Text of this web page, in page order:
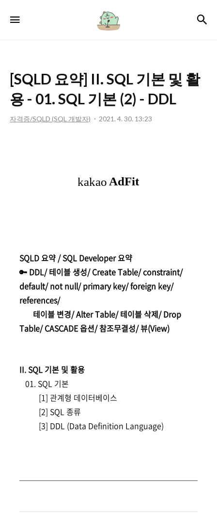
서
윤
[SQLD 요약] II. SQL 기본 및 활
용 - 01. SQL 기본 (2) - DDL
자격증/SQLD (SQL 개발자) 2021. 4. 30. 13:23
SQLD 요약 / SQL Developer 요약
🔑 DDL/ 테이블 생성/ Create Table/ constraint/
default/ not null/ primary key/ foreign key/
references/
테이블 변경/ Alter Table/ 테이블 삭제/ Drop
Table/CASCADE 옵션/ 참조무결성/ 뷰(View)
II. SQL 기본 및 활용
01. SQL 기본
[1] 관계형 데이터베이스
[2] SQL 종류
[3] DDL (Data Definition Language)